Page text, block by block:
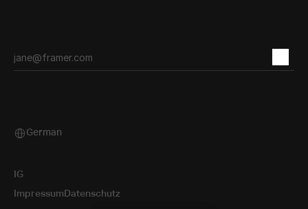
Select Language
German
ImpressumDatenschutz
IG